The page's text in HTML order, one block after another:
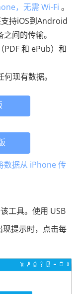
，无需 Wi-Fi 。
持iOS到Android
间的传输。
PDF 和 ePub）和
现有数据。
数据从 iPhone 传
工具。使用 USB
提示时，点击每